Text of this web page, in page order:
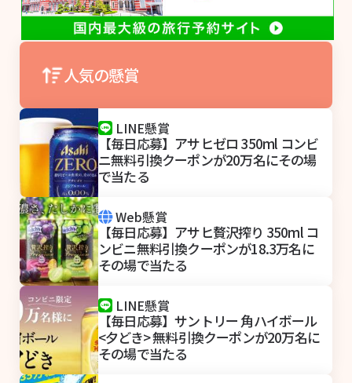
人気の懸賞
LINE懸賞
【毎日応募】アサヒゼロ 350ml コンビ
ニ無料引換クーポンが20万名にその場
で当たる
Web懸賞
【毎日応募】アサヒ贅沢搾り 350ml コ
ンビニ無料引換クーポンが18.3万名に
その場で当たる
LINE懸賞
【毎日応募】サントリー 角ハイボール
<夕どき> 無料引換クーポンが20万名に
その場で当たる